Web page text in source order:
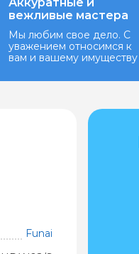
вежливые мастера
Мы любим свое дело. С
уважением относимся к
вам и вашему имуществу
Funai